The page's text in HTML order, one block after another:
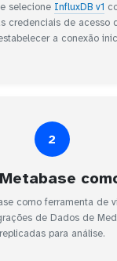
selecione InfluxDB v1
credenciais de acesso
a conexão
2
como ferramenta de
de Dados de
replicadas para análise.